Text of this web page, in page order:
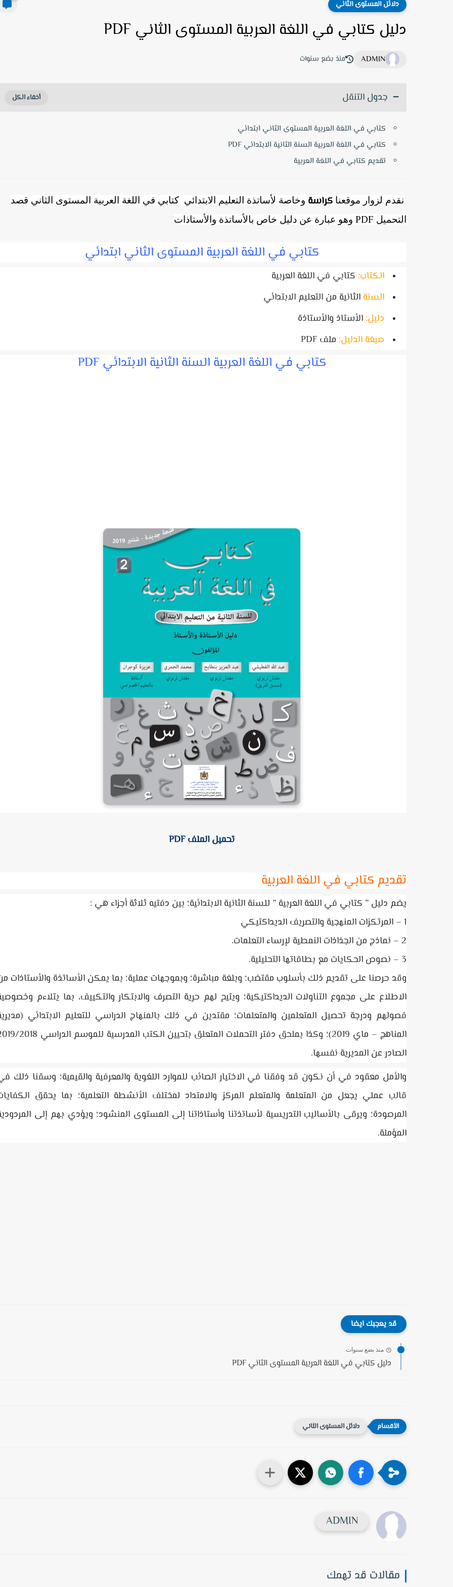
دلائل المستوى الثاني
دليل كتابي في اللغة العربية المستوى الثاني PDF
ADMIN منذ بضع سنوات
جدول التنقل
كتابي في اللغة العربية المستوى الثاني ابتدائي
كتابي في اللغة العربية السنة الثانية الابتدائي PDF
تقديم كتابي في اللغة العربية
نقدم لزوار موقعنا كراسة وخاصة لأساتذة التعليم الابتدائي كتابي في اللغة العربية المستوى الثاني قصد
التحميل PDF وهو عبارة عن دليل خاص بالأساتذة والأستاذات
كتابي في اللغة العربية المستوى الثاني ابتدائي
الكتاب: كتابي في اللغة العربية
السنة الثانية من التعليم الابتدائي
دليل: الأستاذ والأستاذة
صيغة الدليل: ملف PDF
كتابي في اللغة العربية السنة الثانية الابتدائي PDF
تحميل الملف PDF
تقديم كتابي في اللغة العربية
يضم دليل ” كتابي في اللغة العربية ” للسنة الثانية الابتدائية؛ بين دفتيه ثلاثة أجزاء هي :
1 – المرتكزات المنهجية والتصريف الديداكتيكي
2 – نماذج من الجذاذات النمطية لإرساء التعلمات.
3 – نصوص الحكايات مع بطاقاتها التحليلية.
وقد حرصنا على تقديم ذلك بأسلوب مقتضب؛ وبلغة مباشرة؛ وبموجهات عملية؛ بما يمكن الأساتذة والأستاذات
الاطلاع على مجموع التناولات الديداكتيكية؛ ويتيح لهم حرية التصرف والابتكار والتكييف، بما يتلاءم
فصولهم ودرجة تحصيل المتعلمين والمتعلمات؛ مقتدين في ذلك بالمنهاج الدراسي للتعليم الابتدائي
المناهج – ماي 2019)؛ وكذا بملحق دفتر التحملات المتعلق بتحيين الكتب المدرسية للموسم
الصادر عن المديرية نفسها.
والأمل معقود في أن نكون قد وفقنا في الاختيار الصائب للموارد اللغوية والمعرفية والقيمية؛ وسقنا ذلك
قالب عملي يجعل من المتعلمة والمتعلم المركز والامتداد لمختلف الأنشطة التعلمية؛ بما يحقق
المرصودة؛ ويرقى بالأساليب التدريسية لأساتذتنا وأستاذاتنا إلى المستوى المنشود؛ ويؤدي بهم إلى
المؤملة.
قد يعجبك ايضا
منذ بضع سنوات
دليل كتابي في اللغة العربية المستوى الثاني PDF
دلائل المستوى الثاني
ADMIN
مقالات قد تهمك